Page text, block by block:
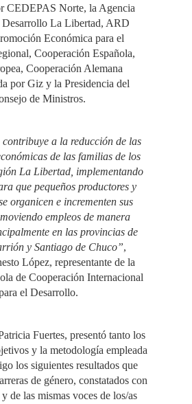
CEDEPAS Norte, la Agencia
Desarrollo La Libertad, ARD
Económica para el
Cooperación Española,
Cooperación Alemana
por Giz y la Presidencia del
de Ministros.
contribuye a la reducción de las
de las familias de los
La Libertad, implementando
que pequeños productores y
organicen e incrementen sus
empleos de manera
en las provincias de
y Santiago de Chuco”,
López, representante de la
de Cooperación Internacional
el Desarrollo.
Fuertes, presentó tanto los
y la metodología empleada
los siguientes resultados que
de género, constatados con
de las mismas voces de los/as